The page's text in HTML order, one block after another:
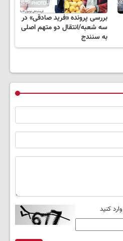
بررسی پرونده «فرید صادقی» در
سه شعبه/انتقال دو متهم اصلی
به سنندج
کنید